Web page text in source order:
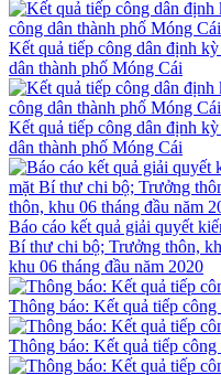
Kết quả tiếp công dân định
dân thành phố Móng Cái
Kết quả tiếp công dân định
dân thành phố Móng Cái
Báo cáo kết quả giải quyết
Bí thư chi bộ; Trưởng thôn,
khu 06 tháng đầu năm 2020
Thông báo: Kết quả tiếp
Thông báo: Kết quả tiếp